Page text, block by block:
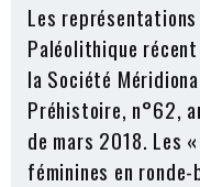
Les représentations
Paléolithique
la Société
Préhistoire, n°62,
de mars 2018. Les
féminines en